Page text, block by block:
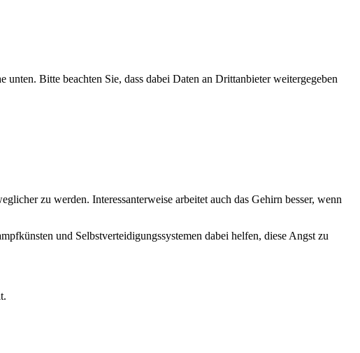
Bitte beachten Sie, dass dabei Daten an Drittanbieter weitergegeben
zu werden. Interessanterweise arbeitet auch das Gehirn besser, wenn
und Selbstverteidigungssystemen dabei helfen, diese Angst zu